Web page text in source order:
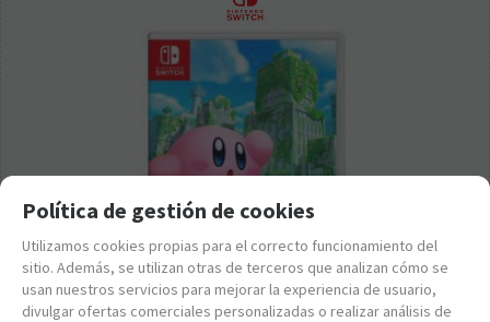
Política de gestión de cookies
Utilizamos cookies propias para el correcto funcionamiento del
sitio. Además, se utilizan otras de terceros que analizan cómo se
usan nuestros servicios para mejorar la experiencia de usuario,
divulgar ofertas comerciales personalizadas o realizar análisis de